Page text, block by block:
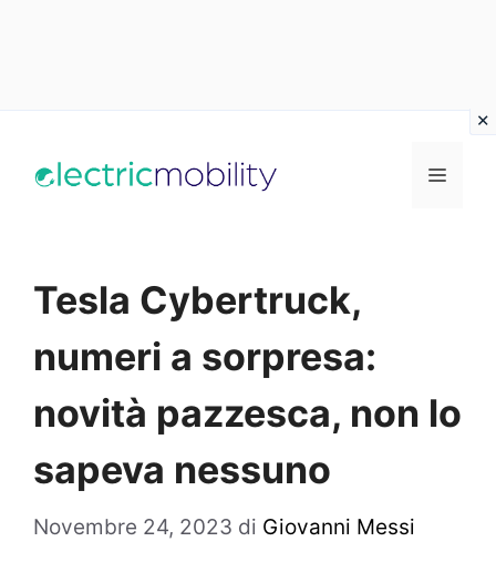
Menu
Tesla Cybertruck,
numeri a sorpresa:
novità pazzesca, non lo
sapeva nessuno
Novembre 24, 2023 di Giovanni Messi